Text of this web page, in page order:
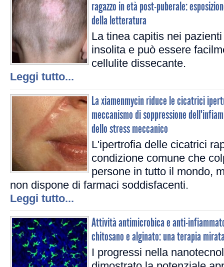
ragazzo in età post-puberale:
della letteratura
La tinea capitis nei
insolita e può essere
cellulite dissecante.
Leggi tutto...
La xiamenmycin riduce le cicatrici
meccanismo di soppressione
dello stress meccanico
L'ipertrofia delle cicatrici
condizione comune che
persone in tutto il mondo,
non dispone di farmaci soddisfacenti.
Leggi tutto...
Attività antimicrobica e anti-
chitosano e alginato: una terapia
I progressi nella